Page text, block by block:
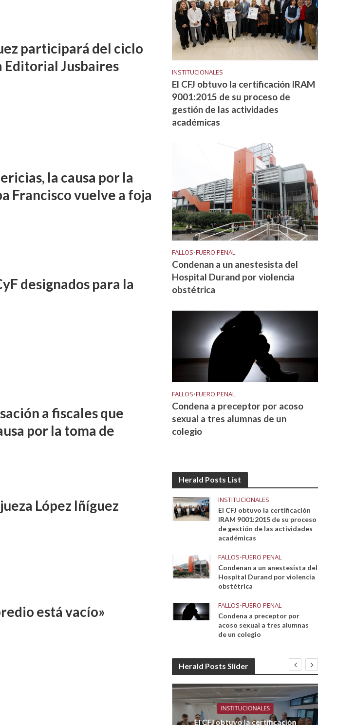
participará del ciclo
Editorial Jusbaires
la causa por la
Francisco vuelve a foja
designados para la
a fiscales que
por la toma de
López Iñíguez
está vacío»
INSTITUCIONALES
El CFJ obtuvo la certificación IRAM
9001:2015 de su proceso de
gestión de las actividades
académicas
FALLOS•FUERO PENAL
Condenan a un anestesista del
Hospital Durand por violencia
obstétrica
FALLOS•FUERO PENAL
Condena a preceptor por acoso
sexual a tres alumnas de un
colegio
Herald Posts List
INSTITUCIONALES
El CFJ obtuvo la certificación
IRAM 9001:2015 de su proceso
de gestión de las actividades
académicas
FALLOS•FUERO PENAL
Condenan a un anestesista del
Hospital Durand por violencia
obstétrica
FALLOS•FUERO PENAL
Condena a preceptor por
acoso sexual a tres alumnas
de un colegio
Herald Posts Slider
INSTITUCIONALES
El CFJ obtuvo la certificación